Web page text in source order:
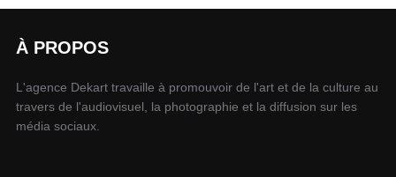
À PROPOS
L'agence Dekart travaille à promouvoir de l'art et de la culture au
travers de l'audiovisuel, la photographie et la diffusion sur les
média sociaux.